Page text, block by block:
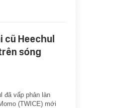
cũ Heechul
sóng
đã vấp phản làn
(TWICE) mới